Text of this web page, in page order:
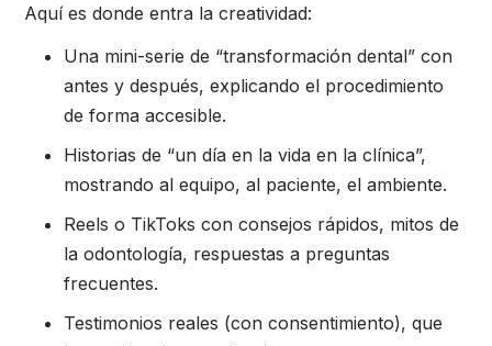
Aquí es donde entra la creatividad:
Una mini-serie de “transformación dental” con
antes y después, explicando el procedimiento
de forma accesible.
Historias de “un día en la vida en la clínica”,
mostrando al equipo, al paciente, el ambiente.
Reels o TikToks con consejos rápidos, mitos de
la odontología, respuestas a preguntas
frecuentes.
Testimonios reales (con consentimiento), que